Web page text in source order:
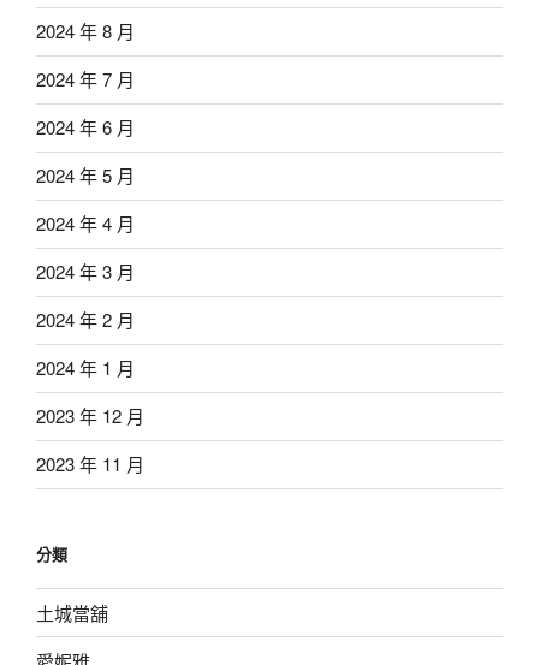
2024 年 8 月
2024 年 7 月
2024 年 6 月
2024 年 5 月
2024 年 4 月
2024 年 3 月
2024 年 2 月
2024 年 1 月
2023 年 12 月
2023 年 11 月
分類
土城當舖